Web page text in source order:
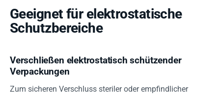
Geeignet für elektrostatische
Schutzbereiche
Verschließen elektrostatisch schützender
Verpackungen
Zum sicheren Verschluss steriler oder empfindlicher